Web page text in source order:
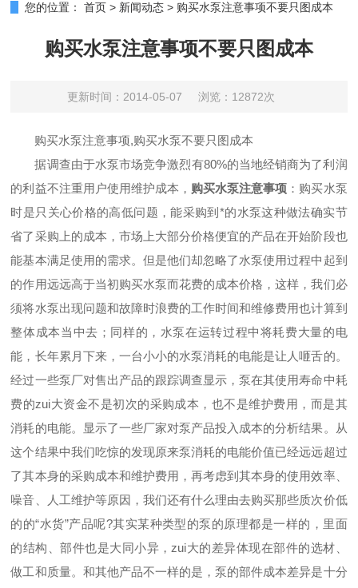
您的位置： 首页 > 新闻动态 > 购买水泵注意事项不要只图成本
购买水泵注意事项不要只图成本
更新时间：2014-05-07 浏览：12872次
购买水泵注意事项,购买水泵不要只图成本
据调查由于水泵市场竞争激烈有80%的当地经销商为了利润
的利益不注重用户使用维护成本， 购买水泵注意事项 ：购买水泵
时是只关心价格的高低问题，能采购到*的水泵这种做法确实节
省了采购上的成本，市场上大部分价格便宜的产品在开始阶段也
能基本满足使用的需求。但是他们却忽略了水泵使用过程中起到
的作用远远高于当初购买水泵而花费的成本价格，这样，我们必
须将水泵出现问题和故障时浪费的工作时间和维修费用也计算到
整体成本当中去；同样的， 水泵在运转过程中将耗费大量的电
能，长年累月下来，一台小小的水泵消耗的电能是让人咂舌的。
经过一些泵厂对售出产品的跟踪调查显示，泵在其使用寿命中耗
费的zui大资金不是初次的采购成本，也不是维护费用，而是其
消耗的电能。显示了一些厂家对泵产品投入成本的分析结果。从
这个结果中我们吃惊的发现原来泵消耗的电能价值已经远远超过
了其本身的采购成本和维护费用，再考虑到其本身的使用效率、
噪音、人工维护等原因，我们还有什么理由去购买那些质次价低
的的“水货”产品呢?其实某种类型的泵的原理都是一样的，里面
的结构、部件也是大同小异，zui大的差异体现在部件的选材、
做工和质量。和其他产品不一样的是，泵的部件成本差异是十分